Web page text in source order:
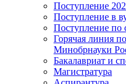
Поступление
Поступление в
Поступление по
Горячая линия
Минобрнауки
Бакалавриат и
Магистратура